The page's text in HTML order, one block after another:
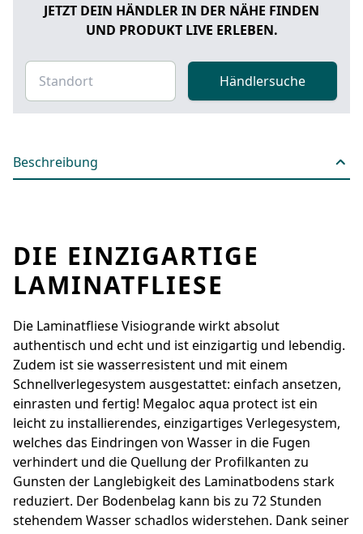
JETZT DEIN HÄNDLER IN DER NÄHE FINDEN
UND PRODUKT LIVE ERLEBEN.
Händlersuche
Beschreibung
DIE EINZIGARTIGE
LAMINATFLIESE
Die Laminatfliese Visiogrande wirkt absolut
authentisch und echt und ist einzigartig und lebendig.
Zudem ist sie wasserresistent und mit einem
Schnellverlegesystem ausgestattet: einfach ansetzen,
einrasten und fertig! Megaloc aqua protect ist ein
leicht zu installierendes, einzigartiges Verlegesystem,
welches das Eindringen von Wasser in die Fugen
verhindert und die Quellung der Profilkanten zu
Gunsten der Langlebigkeit des Laminatbodens stark
reduziert. Der Bodenbelag kann bis zu 72 Stunden
stehendem Wasser schadlos widerstehen. Dank seiner